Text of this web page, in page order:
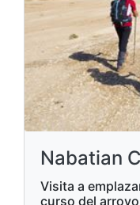
Nabatian
Visita a
curso del